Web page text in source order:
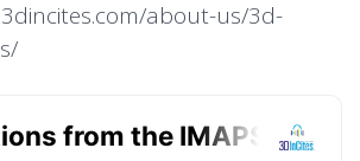
about-us/3d-